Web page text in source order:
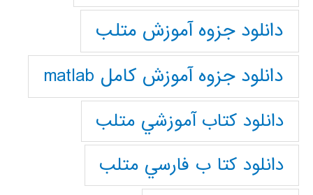
دانلود جزوه آموزش متلب
دانلود جزوه آموزش کامل matlab
دانلود كتاب آموزشي متلب
دانلود كتا ب فارسي متلب